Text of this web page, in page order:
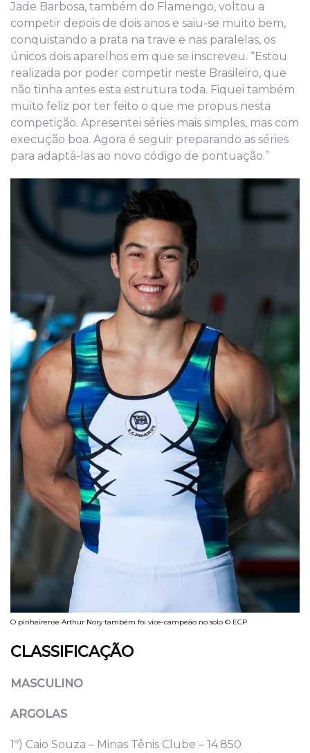
Jade Barbosa, também do Flamengo, voltou a
competir depois de dois anos e saiu-se muito bem,
conquistando a prata na trave e nas paralelas, os
únicos dois aparelhos em que se inscreveu. “Estou
realizada por poder competir neste Brasileiro, que
não tinha antes esta estrutura toda. Fiquei também
muito feliz por ter feito o que me propus nesta
competição. Apresentei séries mais simples, mas com
execução boa. Agora é seguir preparando as séries
para adaptá-las ao novo código de pontuação.”
O pinheirense Arthur Nory também foi vice-campeão no solo © ECP
CLASSIFICAÇÃO
MASCULINO
ARGOLAS
1º) Caio Souza – Minas Tênis Clube – 14.850